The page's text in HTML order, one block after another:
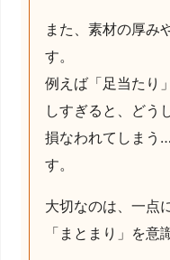
また、素材の厚み
す。
例えば「足当たり
しすぎると、どう
損なわれてしまう
す。
大切なのは、一点
「まとまり」を意